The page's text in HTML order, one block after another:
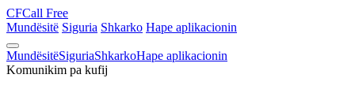
CFCall Free
Mundësitë Siguria Shkarko Hape aplikacionin
MundësitëSiguriaShkarkoHape aplikacionin
Komunikim pa kufij